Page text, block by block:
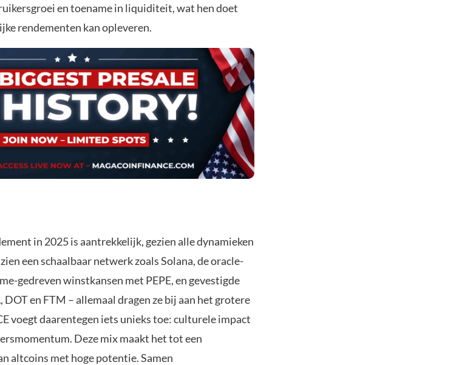
en toename in liquiditeit, wat hen doet
rendementen kan opleveren.
in 2025 is aantrekkelijk, gezien alle dynamieken
een schaalbaar netwerk zoals Solana, de oracle-
gedreven winstkansen met PEPE, en gevestigde
en FTM – allemaal dragen ze bij aan het grotere
voegt daarentegen iets unieks toe: culturele impact
Deze mix maakt het tot een
altcoins met hoge potentie. Samen